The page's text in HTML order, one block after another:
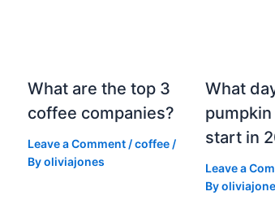
What are the top 3
coffee companies?
Leave a Comment /coffee /
Byoliviajones
What
start in
Leave a
By